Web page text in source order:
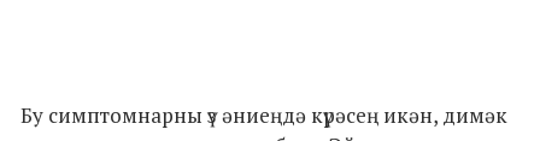
Бу симптомнарны үз әниеңдә күрәсең икән, димәк